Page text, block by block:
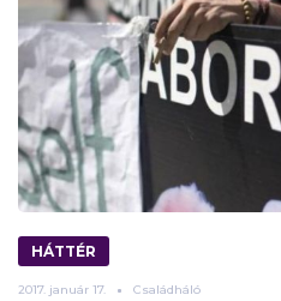
HÁTTÉR
2017. január 17. Családháló